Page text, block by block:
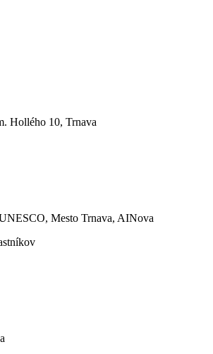
Hollého 10, Trnava
Mesto Trnava, AINova